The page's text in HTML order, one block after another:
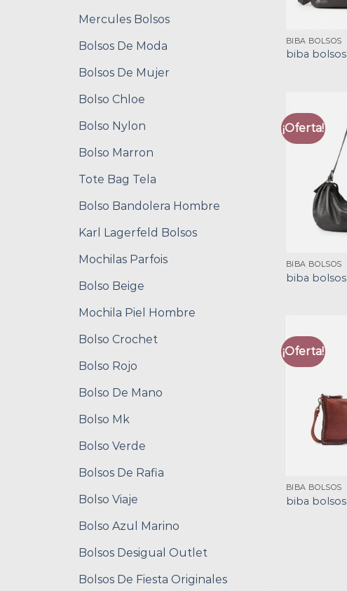
Mercules Bolsos
Bolsos De Moda
Bolsos De Mujer
Bolso Chloe
Bolso Nylon
Bolso Marron
Tote Bag Tela
Bolso Bandolera Hombre
Karl Lagerfeld Bolsos
Mochilas Parfois
Bolso Beige
Mochila Piel Hombre
Bolso Crochet
Bolso Rojo
Bolso De Mano
Bolso Mk
Bolso Verde
Bolsos De Rafia
Bolso Viaje
Bolso Azul Marino
Bolsos Desigual Outlet
Bolsos De Fiesta Originales
BIBA BOLSOS
biba bolsos
¡Oferta!
BIBA BOLSOS
biba bolsos
¡Oferta!
BIBA BOLSOS
biba bolsos